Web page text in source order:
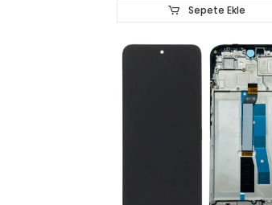
Sepete Ekle